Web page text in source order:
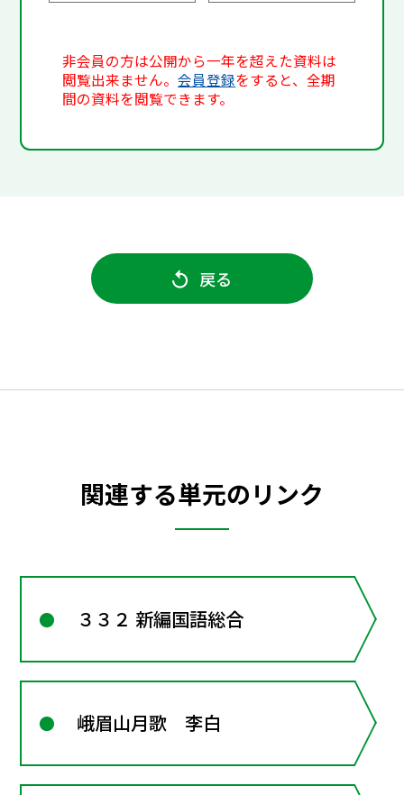
非会員の方は公開から一年を超えた資料は
閲覧出来ません。会員登録をすると、全期
間の資料を閲覧できます。
戻る
関連する単元のリンク
３３２ 新編国語総合
峨眉山月歌 李白